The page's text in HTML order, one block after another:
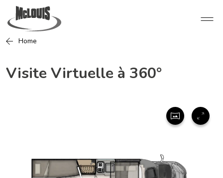
Home
Visite Virtuelle à 360°